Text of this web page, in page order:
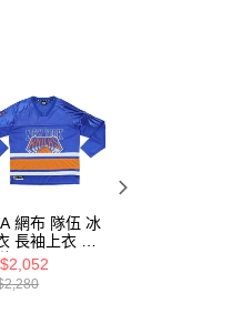
惡意使用之情
度並採取法律行
網布 隊伍 冰
長袖上衣 尼
3555101682